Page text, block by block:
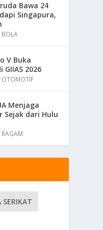
Bawa 24
Singapura,
BOLA
V Buka
GIIAS 2026
OTOMOTIF
Menjaga
Sejak dari Hulu
RAGAM
SERIKAT